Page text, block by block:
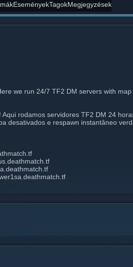
EseményekTagokMegjegyzések
we run 24/7 TF2 DM servers with
rodamos servidores TF2 DM 24
desativados e respawn instantâneo